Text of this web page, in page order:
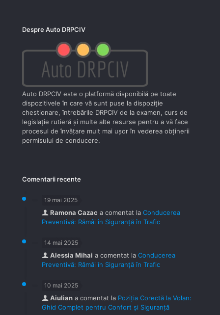
Despre Auto DRPCIV
Auto DRPCIV este o platformă disponibilă pe toate
dispozitivele în care vă sunt puse la dispoziţie
chestionare, întrebările DRPCIV de la examen, curs de
legislaţie rutieră şi multe alte resurse pentru a vă face
procesul de învăţare mult mai uşor în vederea obţinerii
permisului de conducere.
Comentarii recente
19 mai 2025
Ramona Cazac a comentat la Conducerea
Preventivă: Rămâi în Siguranță în Trafic
14 mai 2025
Alessia Mihai a comentat la Conducerea
Preventivă: Rămâi în Siguranță în Trafic
10 mai 2025
Aiulian a comentat la Poziția Corectă la Volan:
Ghid Complet pentru Confort și Siguranță